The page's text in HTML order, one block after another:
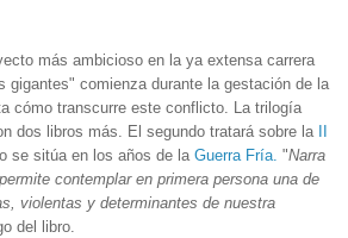
más ambicioso en la ya extensa carrera
gigantes" comienza durante la gestación de la
cómo transcurre este conflicto. La trilogía
dos libros más. El segundo tratará sobre la
se sitúa en los años de la Guerra Fría. "Narra
contemplar en primera persona una de
violentas y determinantes de nuestra
del libro.